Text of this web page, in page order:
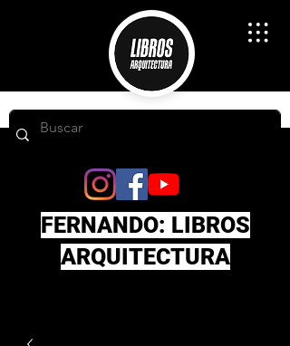
FERNANDO: LIBROS
ARQUITECTURA